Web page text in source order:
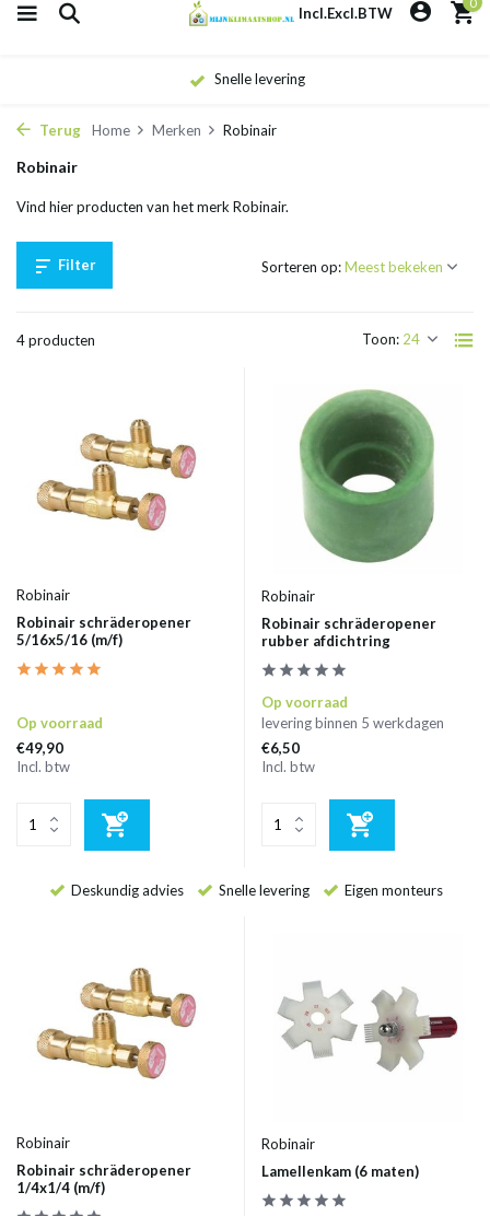
Incl.Excl.BTW
Snelle levering
Terug Home Merken Robinair
Robinair
Vind hier producten van het merk Robinair.
Filter
4 producten Toon:
Sorteren op:
Robinair
Robinair schräderopener
5/16x5/16 (m/f)
Op voorraad
€49,90
Incl. btw
Robinair
Robinair schräderopener
rubber afdichtring
Op voorraad
levering binnen 5 werkdagen
€6,50
Incl. btw
Deskundig advies Snelle levering Eigen monteurs
Robinair
Robinair schräderopener
1/4x1/4 (m/f)
Robinair
Lamellenkam (6 maten)